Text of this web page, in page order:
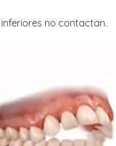
no contactan.